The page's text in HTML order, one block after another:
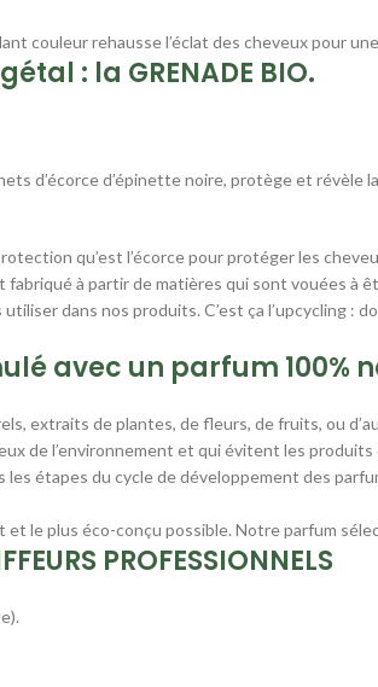
couleur rehausse l’éclat des cheveux pour
: la GRENADE BIO.
d’écorce d’épinette noire, protège et révèle
qu’est l’écorce pour protéger les
à partir de matières qui sont vouées à
dans nos produits. C’est ça l’upcycling :
avec un parfum 100%
extraits de plantes, de fleurs, de fruits, ou
de l’environnement et qui évitent les
étapes du cycle de développement des
le plus éco-conçu possible. Notre parfum
PROFESSIONNELS